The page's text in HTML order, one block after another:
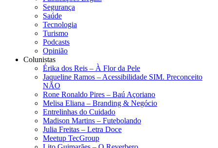
Segurança
Saúde
Tecnologia
Turismo
Podcasts
Opinião
Colunistas
Érika dos Reis​ – À Flor da Pele
Jaqueline Ramos – Acessibilidade SIM. Preconceito
NÃO
Rone Ronaldo Pires – Baú Açoriano
Melisa Eliana – Branding & Negócio
Entrelinhas do Cuidado
Madison Martins – Futebolando
Julia Freitas​ – Letra Doce
Meetup TecGroup